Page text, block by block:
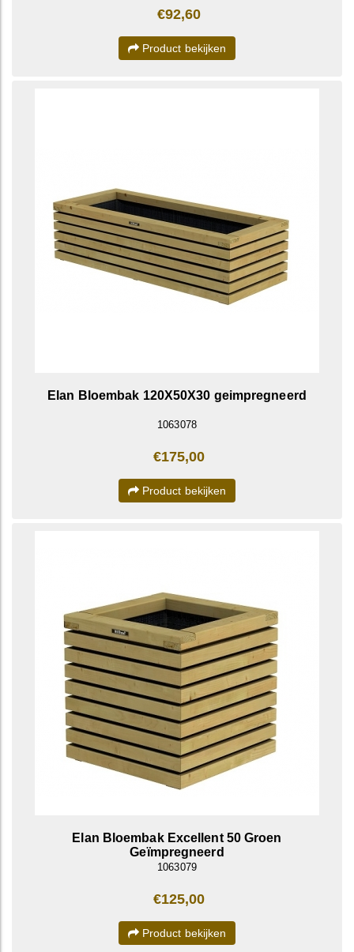
€92,60
Product bekijken
Elan Bloembak 120X50X30 geimpregneerd
1063078
€175,00
Product bekijken
Elan Bloembak Excellent 50 Groen
Geïmpregneerd
1063079
€125,00
Product bekijken